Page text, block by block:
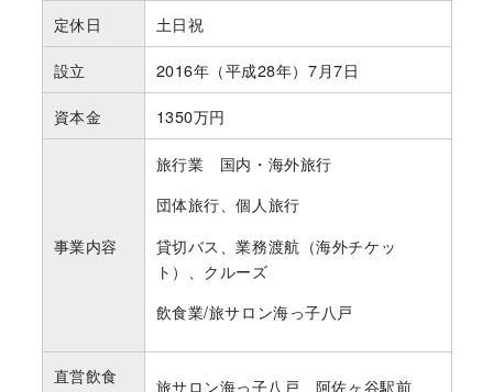
定休日
土日祝
設立
2016年（平成28年）7月7日
資本金
1350万円
事業内容
旅行業 国内・海外旅行
団体旅行、個人旅行
貸切バス、業務渡航（海外チケッ
ト）、クルーズ
飲食業/旅サロン海っ子八戸
直営飲食
旅サロン海っ子八戸 阿佐ヶ谷駅前